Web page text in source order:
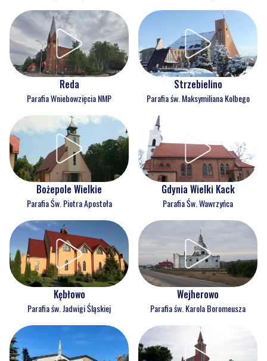
Reda
Parafia Wniebowzięcia NMP
Strzebielino
Parafia św. Maksymiliana Kolbego
Bożepole Wielkie
Parafia Św. Piotra Apostoła
Gdynia Wielki Kack
Parafia Św. Wawrzyńca
Kębłowo
Parafia św. Jadwigi Śląskiej
Wejherowo
Parafia św. Karola Boromeusza